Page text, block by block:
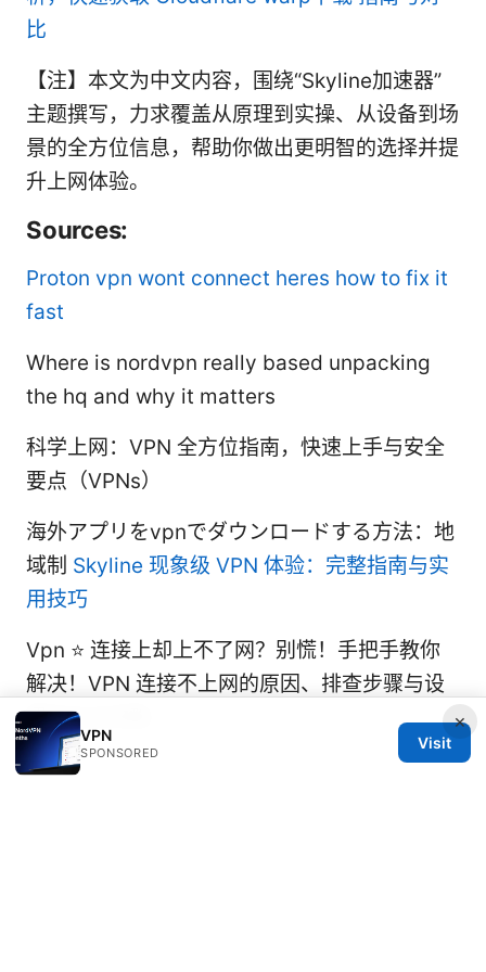
比
【注】本文为中文内容，围绕“Skyline加速器”
主题撰写，力求覆盖从原理到实操、从设备到场
景的全方位信息，帮助你做出更明智的选择并提
升上网体验。
Sources:
Proton vpn wont connect heres how to fix it
fast
Where is nordvpn really based unpacking
the hq and why it matters
科学上网：VPN 全方位指南，快速上手与安全
要点（VPNs）
海外アプリをvpnでダウンロードする方法：地
域制 Skyline 现象级 VPN 体验：完整指南与实
用技巧
Vpn ⭐ 连接上却上不了网？别慌！手把手教你
解决！VPN 连接不上网的原因、排查步骤与设
置优化全攻略
×
VPN
SPONSORED
Visit